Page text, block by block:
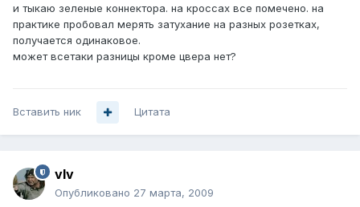
и тыкаю зеленые коннектора. на кроссах все помечено. на
практике пробовал мерять затухание на разных розетках,
получается одинаковое.
может всетаки разницы кроме цвера нет?
Вставить ник Цитата
vIv
Опубликовано 27 марта, 2009